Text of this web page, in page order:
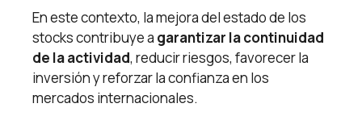
En este contexto, la mejora del estado de los
stocks contribuye a garantizar la continuidad
de la actividad, reducir riesgos, favorecer la
inversión y reforzar la confianza en los
mercados internacionales.